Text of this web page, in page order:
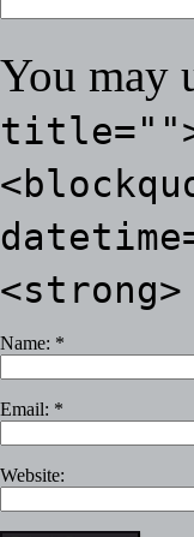
You may
<strong>
Name: *
Email: *
Website: